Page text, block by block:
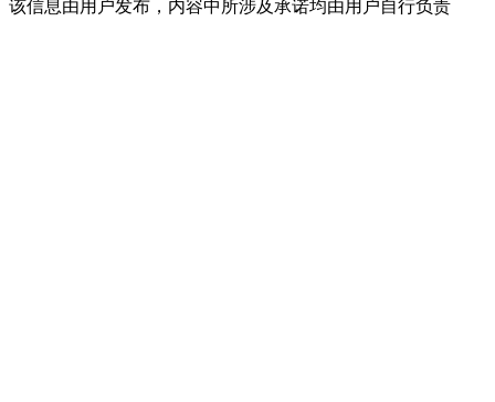
该信息由用户发布，内容中所涉及承诺均由用户自行负责